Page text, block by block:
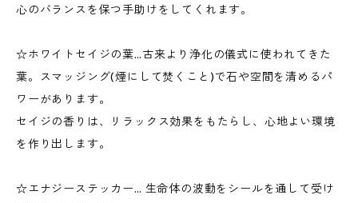
心のバランスを保つ手助けをしてくれます。
☆ホワイトセイジの葉…古来より浄化の儀式に使われてきた
葉。スマッジング(煙にして焚くこと)で石や空間を清めるパ
ワーがあります。
セイジの香りは、リラックス効果をもたらし、心地よい環境
を作り出します。
☆エナジーステッカー… 生命体の波動をシールを通して受け